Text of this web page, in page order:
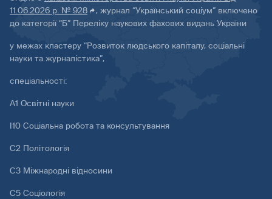
11.06.2026 р. № 928
, журнал “Український соціум” включено
до категорії “Б” Переліку наукових фахових видань України
у межах кластеру “Розвиток людського капіталу, соціальні
науки та журналістика”,
спеціальності:
А1 Освітні науки
І10 Соціальна робота та консультування
С2 Політологія
С3 Міжнародні відносини
С5 Соціологія